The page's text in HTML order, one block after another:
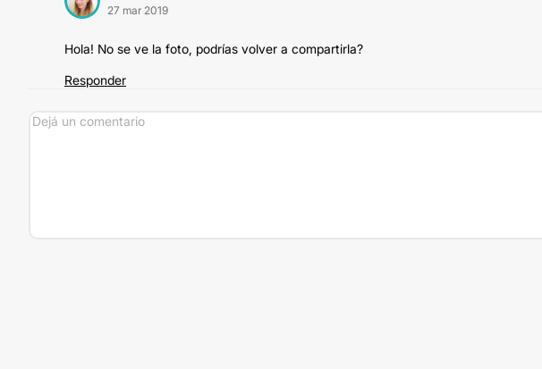
27 mar 2019
Hola! No se ve la foto, podrías volver a compartirla?
Responder